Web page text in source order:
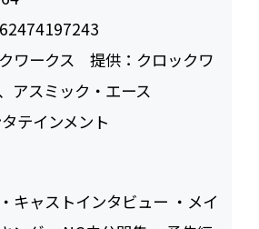
ワークス 提供：クロックワ
アスミック・エース
テインメント
・キャストインタビュー ・メイ